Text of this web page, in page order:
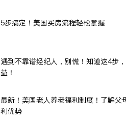
5步搞定！美国买房流程轻松掌握
遇到不靠谱经纪人，别慌！知道这4步
益！
最新！美国老人养老福利制度！了解父
利优势